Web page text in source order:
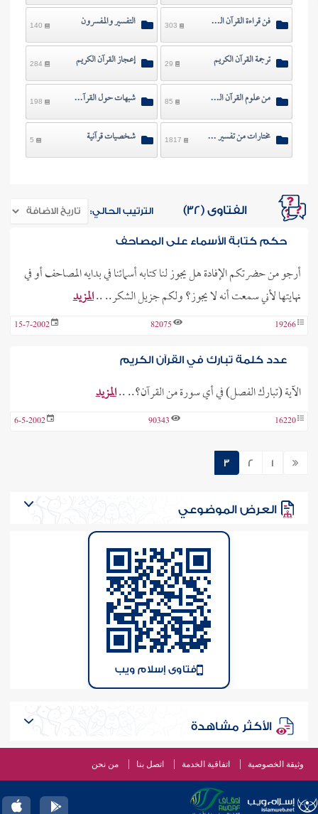
فن قراءة القرآن الكريم التفسير والمفسرون 140
ترجمة القرآن الكريم إعجاز القرآن الكريم 284
من علوم القرآن الكريم شبهات حول القرآن الكريم 198
مختارات من تفسير الآيات شخصيات قرآنية 5
الفتاوى (32) الترتيب الحالي:
حكم كتابة الأسماء على المصاحف
أرجو من حضرتكم الإفادة هل يجوز لنا كتابه أسمائنا في بدايه المصاحف أو في
نهايتها لأني سمعت أنه لا يجوز؟ ولكم جزيل الشكر.. ..المزيد
19266
82075
15-7-2002
عدد كلمة تبارك في القرآن الكريم
الآية (تبارك الفصل) في أي سورة من القرآن؟.. ..المزيد
16220
90343
6-5-2002
1
2
3
العرض الموضوعي
فتاوى إسلام ويب
الأكثر مشاهدة
وثيقة الخصوصية اتفاقية الخدمة اتصل بنا من نحن